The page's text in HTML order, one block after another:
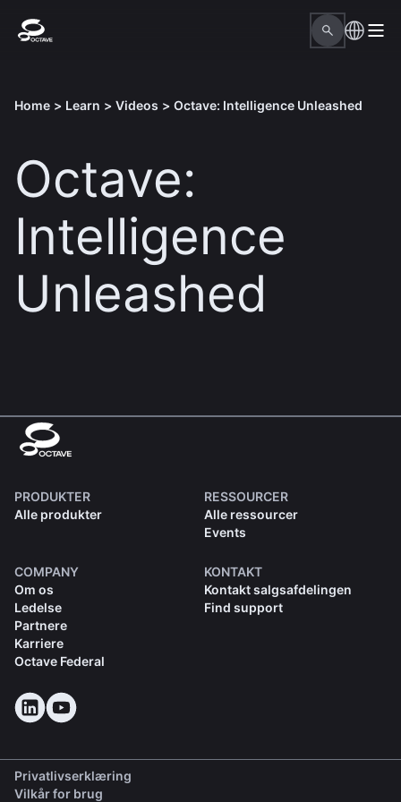
Home > Learn > Videos > Octave: Intelligence Unleashed
Octave:
Intelligence
Unleashed
PRODUKTER
Alle produkter
RESSOURCER
Alle ressourcer
Events
COMPANY
Om os
Ledelse
Partnere
Karriere
Octave Federal
KONTAKT
Kontakt salgsafdelingen
Find support
Privatlivserklæring
Vilkår for brug